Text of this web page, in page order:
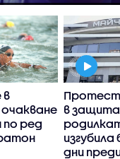
в
по ред
Протест
в
дни